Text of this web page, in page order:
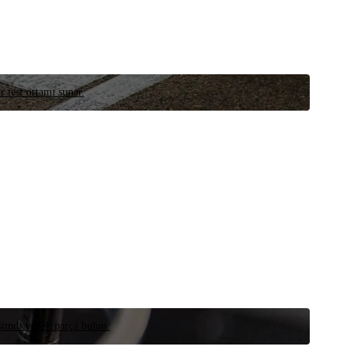
test ortamı sunar.
yedek parça bulun.